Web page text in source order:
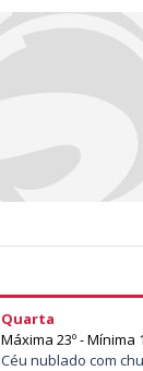
Quarta
Máxima 23º - Mínima
Céu nublado com